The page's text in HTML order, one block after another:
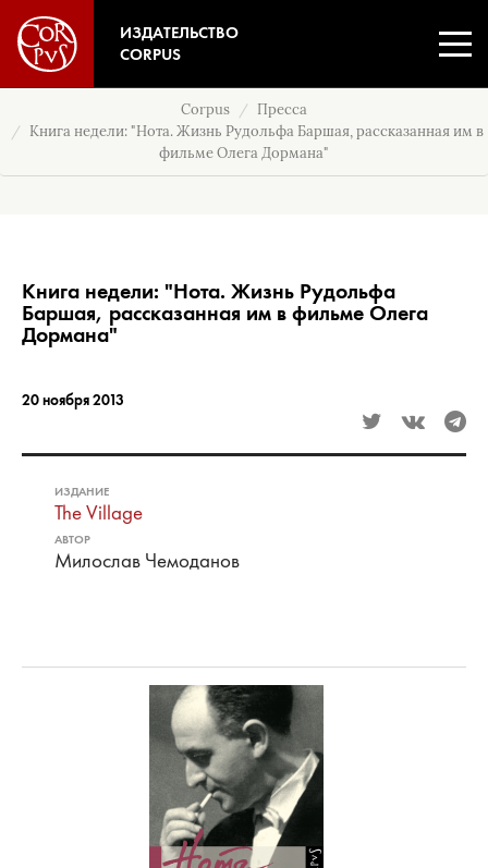
ИЗДАТЕЛЬСТВО
CORPUS
Corpus
Пресса
Книга недели: "Нота. Жизнь Рудольфа Баршая, рассказанная им в
фильме Олега Дормана"
Книга недели: "Нота. Жизнь Рудольфа
Баршая, рассказанная им в фильме Олега
Дормана"
20 ноября 2013
ИЗДАНИЕ
The Village
АВТОР
Милослав Чемоданов